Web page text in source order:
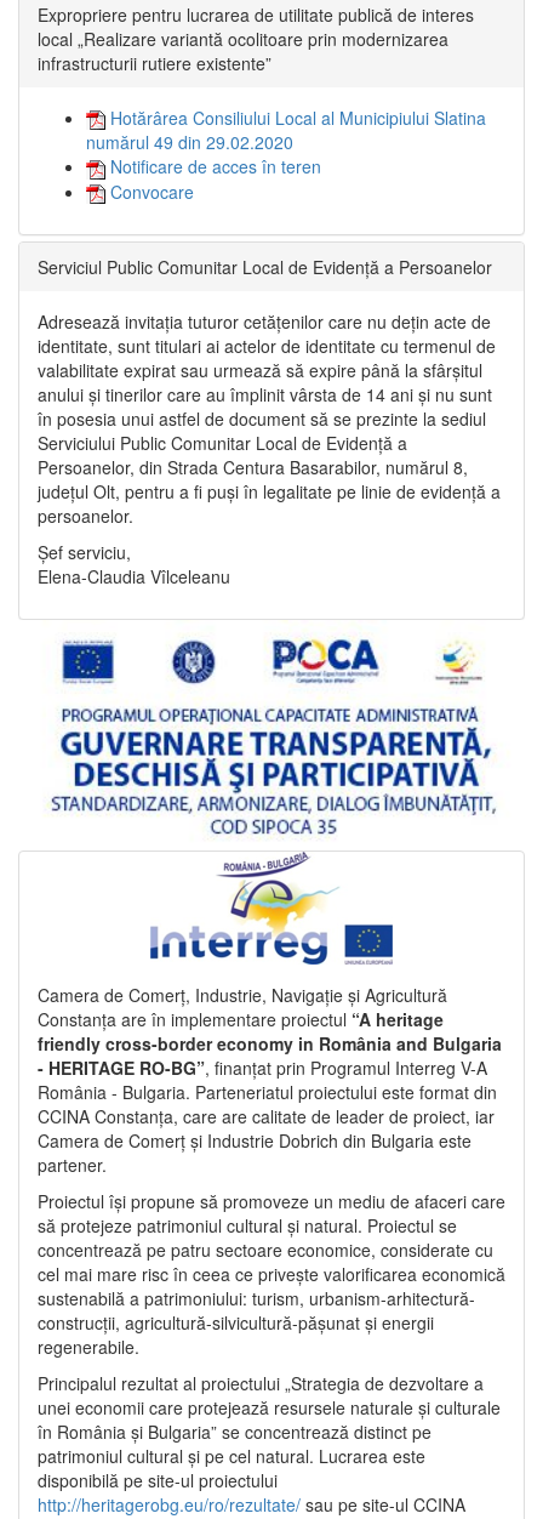
Expropriere pentru lucrarea de utilitate publică de interes
local „Realizare variantă ocolitoare prin modernizarea
infrastructurii rutiere existente”
Hotărârea Consiliului Local al Municipiului Slatina
numărul 49 din 29.02.2020
Notificare de acces în teren
Convocare
Serviciul Public Comunitar Local de Evidență a Persoanelor
Adresează invitația tuturor cetățenilor care nu dețin acte de
identitate, sunt titulari ai actelor de identitate cu termenul de
valabilitate expirat sau urmează să expire până la sfârșitul
anului și tinerilor care au împlinit vârsta de 14 ani și nu sunt
în posesia unui astfel de document să se prezinte la sediul
Serviciului Public Comunitar Local de Evidență a
Persoanelor, din Strada Centura Basarabilor, numărul 8,
județul Olt, pentru a fi puși în legalitate pe linie de evidență a
persoanelor.
Șef serviciu,
Elena-Claudia Vîlceleanu
Camera de Comerț, Industrie, Navigație și Agricultură
Constanța are în implementare proiectul “A heritage
friendly cross-border economy in România and Bulgaria
- HERITAGE RO-BG”, finanțat prin Programul Interreg V-A
România - Bulgaria. Parteneriatul proiectului este format din
CCINA Constanța, care are calitate de leader de proiect, iar
Camera de Comerț și Industrie Dobrich din Bulgaria este
partener.
Proiectul își propune să promoveze un mediu de afaceri care
să protejeze patrimoniul cultural și natural. Proiectul se
concentrează pe patru sectoare economice, considerate cu
cel mai mare risc în ceea ce privește valorificarea economică
sustenabilă a patrimoniului: turism, urbanism-arhitectură-
construcții, agricultură-silvicultură-pășunat și energii
regenerabile.
Principalul rezultat al proiectului „Strategia de dezvoltare a
unei economii care protejează resursele naturale și culturale
în România și Bulgaria” se concentrează distinct pe
patrimoniul cultural și pe cel natural. Lucrarea este
disponibilă pe site-ul proiectului
http://heritagerobg.eu/ro/rezultate/ sau pe site-ul CCINA